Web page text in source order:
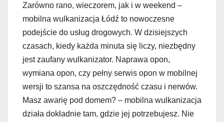
Zarówno rano, wieczorem, jak i w weekend –
mobilna wulkanizacja Łódź to nowoczesne
podejście do usług drogowych. W dzisiejszych
czasach, kiedy każda minuta się liczy, niezbędny
jest zaufany wulkanizator. Naprawa opon,
wymiana opon, czy pełny serwis opon w mobilnej
wersji to szansa na oszczędność czasu i nerwów.
Masz awarię pod domem? – mobilna wulkanizacja
działa dokładnie tam, gdzie jej potrzebujesz. Nie